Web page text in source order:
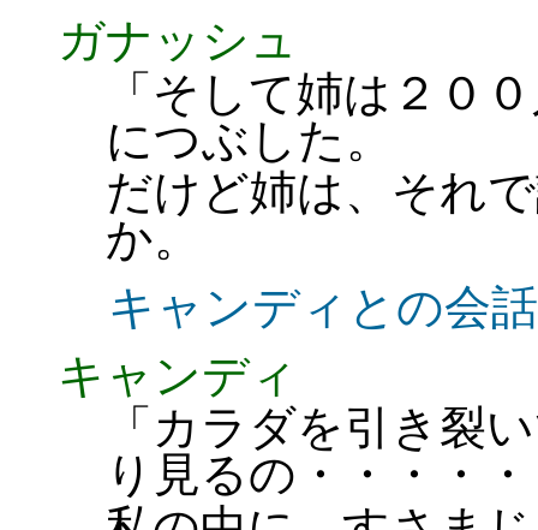
ガナッシュ
「そして姉は２０
につぶした。
だけど姉は、それ
か。
キャンディとの会
キャンディ
「カラダを引き裂
り見るの・・・・